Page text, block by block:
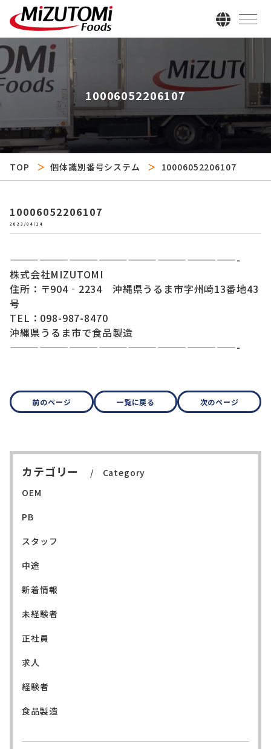
10006052206107
TOP 個体識別番号システム 10006052206107
10006052206107
2023/04/14
———————————————————————-
株式会社MIZUTOMI
住所：〒904‐2234 沖縄県うるま市字州崎13番地43
号
TEL：098-987-8470
沖縄県うるま市で食品製造
———————————————————————-
前のページ 一覧に戻る 次のページ
カテゴリー
Category
OEM
PB
スタッフ
中途
新着情報
未経験者
正社員
求人
経験者
食品製造